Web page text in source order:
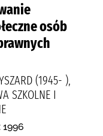
osób
(1945- ),
SZKOLNE I